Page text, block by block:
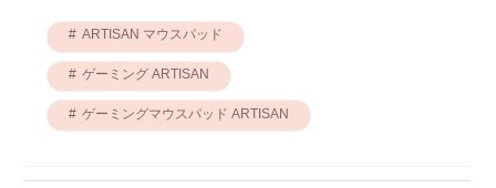
ARTISAN マウスパッド
ゲーミング ARTISAN
ゲーミングマウスパッド ARTISAN